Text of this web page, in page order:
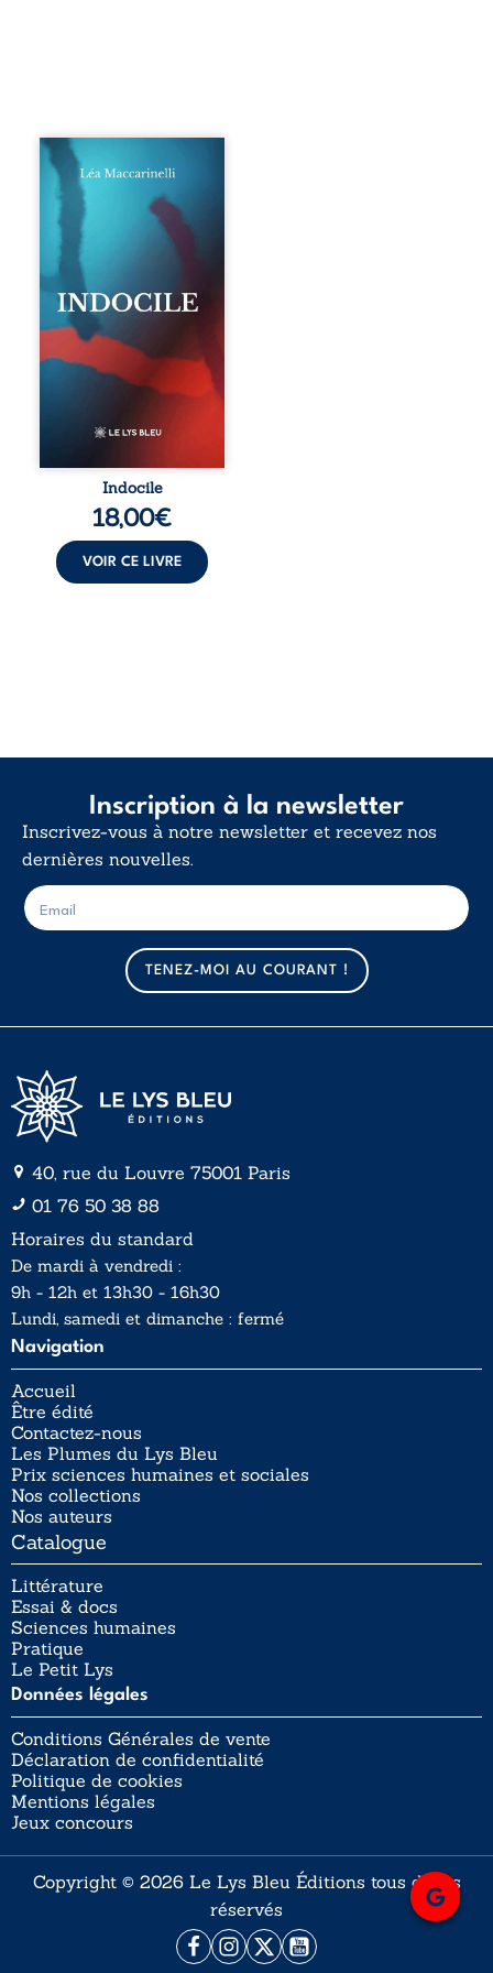
Quatre parties.
Quatre refus.
Quatre visages
d’une existence en
friction. Entre les
silences qu’on ne
déchiffre pas, les
amours qu’on
dérange, les corps
qu’on administre
et les liens qu’on
sabote, cet
ouvrage parle à
vivent trop fort,
trop vrai, trop tôt.
traversée. Une
langue nue. Une
insurrection
déclaration
d’existence pour ...
Indocile
18,00€
VOIR CE LIVRE
Inscription à la newsletter
Inscrivez-vous à notre newsletter et recevez nos
dernières nouvelles.
m
a
i
l
E
-
m
TENEZ-MOI AU COURANT !
40, rue du Louvre 75001 Paris
01 76 50 38 88
Horaires du standard
De mardi à vendredi :
9h - 12h et 13h30 - 16h30
Lundi, samedi et dimanche : fermé
Navigation
Accueil
Être édité
Contactez-nous
Les Plumes du Lys Bleu
Prix sciences humaines et sociales
Nos collections
Nos auteurs
Catalogue
Littérature
Essai & docs
Sciences humaines
Pratique
Le Petit Lys
Données légales
Conditions Générales de vente
Déclaration de confidentialité
Politique de cookies
Mentions légales
Jeux concours
Copyright © 2026 Le Lys Bleu Éditions tous droits
réservés